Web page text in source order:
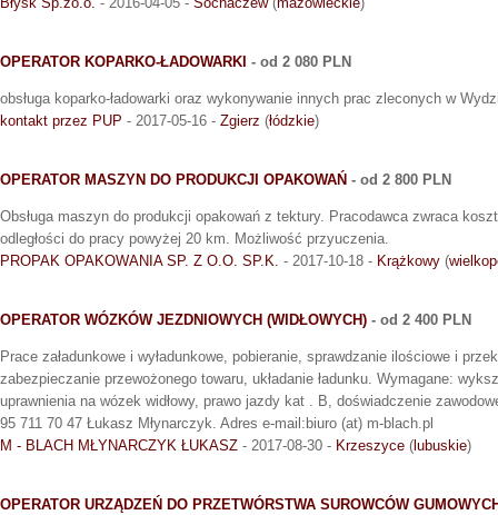
OPERATOR KOPARKO-ŁADOWARKI - od 2 080 PLN
obsługa koparko-ładowarki oraz wykonywanie innych prac zleconych w
kontakt przez PUP - 2017-05-16 - Zgierz (łódzkie)
OPERATOR MASZYN DO PRODUKCJI OPAKOWAŃ - od 2 800 PLN
Obsługa maszyn do produkcji opakowań z tektury. Pracodawca zwraca
odległości do pracy powyżej 20 km. Możliwość przyuczenia.
PROPAK OPAKOWANIA SP. Z O.O. SP.K. - 2017-10-18 - Krążkowy (
OPERATOR WÓZKÓW JEZDNIOWYCH (WIDŁOWYCH) - od 2 400 PLN
Prace załadunkowe i wyładunkowe, pobieranie, sprawdzanie ilościowe i
zabezpieczanie przewożonego towaru, układanie ładunku. Wymagane:
uprawnienia na wózek widłowy, prawo jazdy kat . B, doświadczenie
95 711 70 47 Łukasz Młynarczyk. Adres e-mail:biuro (at) m-blach.pl
M - BLACH MŁYNARCZYK ŁUKASZ - 2017-08-30 - Krzeszyce ( lubuskie)
OPERATOR URZĄDZEŃ DO PRZETWÓRSTWA SUROWCÓW